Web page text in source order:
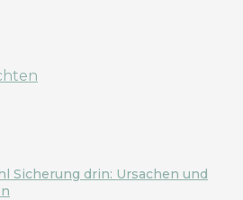
Sicherung drin: Ursachen und